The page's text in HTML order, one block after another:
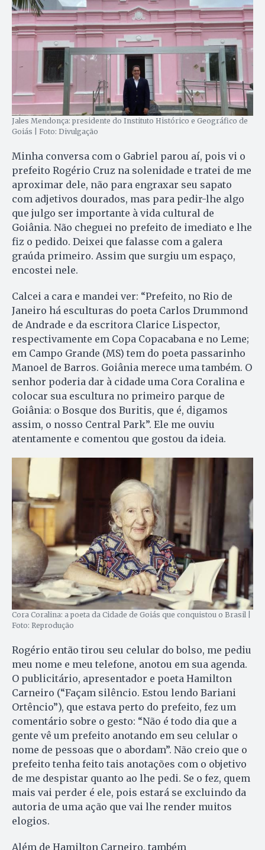
Jales Mendonça: presidente do Instituto Histórico e Geográfico de
Goiás | Foto: Divulgação
Minha conversa com o Gabriel parou aí, pois vi o
prefeito Rogério Cruz na solenidade e tratei de me
aproximar dele, não para engraxar seu sapato
com adjetivos dourados, mas para pedir-lhe algo
que julgo ser importante à vida cultural de
Goiânia. Não cheguei no prefeito de imediato e lhe
fiz o pedido. Deixei que falasse com a galera
graúda primeiro. Assim que surgiu um espaço,
encostei nele.
Calcei a cara e mandei ver: “Prefeito, no Rio de
Janeiro há esculturas do poeta Carlos Drummond
de Andrade e da escritora Clarice Lispector,
respectivamente em Copa Copacabana e no Leme;
em Campo Grande (MS) tem do poeta passarinho
Manoel de Barros. Goiânia merece uma também. O
senhor poderia dar à cidade uma Cora Coralina e
colocar sua escultura no primeiro parque de
Goiânia: o Bosque dos Buritis, que é, digamos
assim, o nosso Central Park”. Ele me ouviu
atentamente e comentou que gostou da ideia.
Cora Coralina: a poeta da Cidade de Goiás que conquistou o Brasil |
Foto: Reprodução
Rogério então tirou seu celular do bolso, me pediu
meu nome e meu telefone, anotou em sua agenda.
O publicitário, apresentador e poeta Hamilton
Carneiro (“Façam silêncio. Estou lendo Bariani
Ortêncio”), que estava perto do prefeito, fez um
comentário sobre o gesto: “Não é todo dia que a
gente vê um prefeito anotando em seu celular o
nome de pessoas que o abordam”. Não creio que o
prefeito tenha feito tais anotações com o objetivo
de me despistar quanto ao lhe pedi. Se o fez, quem
mais vai perder é ele, pois estará se excluindo da
autoria de uma ação que vai lhe render muitos
elogios.
Além de Hamilton Carneiro, também